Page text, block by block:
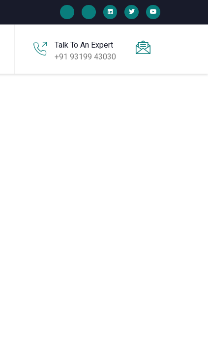
Talk To An Expert
+91 93199 43030